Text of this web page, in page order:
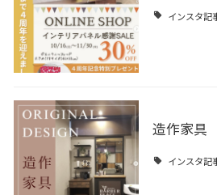
インスタ記
造作家具
インスタ記